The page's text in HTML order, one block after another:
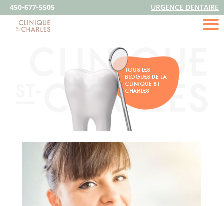
450-677-5505 URGENCE DENTAIRE
TOUS LES
BLOGUES DE LA
CLINIQUE ST
CHARLES